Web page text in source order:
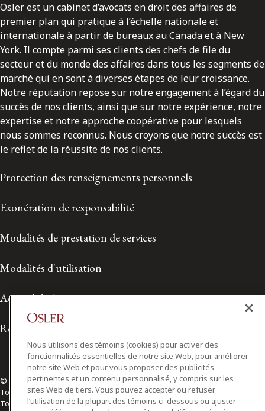
Osler est un cabinet d’avocats en droit des affaires de
premier plan qui pratique à l’échelle nationale et
internationale à partir de bureaux au Canada et à New
York. Il compte parmi ses clients des chefs de file du
secteur et du monde des affaires dans tous les segments de
marché qui en sont à diverses étapes de leur croissance.
Notre réputation repose sur notre engagement à l’égard du
succès de nos clients, ainsi que sur notre expérience, notre
expertise et notre approche coopérative pour lesquels
nous sommes reconnus. Nous croyons que notre succès est
le reflet de la réussite de nos clients.
Protection des renseignements personnels
Exonération de responsabilité
Modalités de prestation de services
Modalités d'utilisation
Accessibilité
Relations avec les médias
© 2026 Osler, Hoskin & Harcourt S.E.N.C.R.L./s.r.l.
Tous droits réservés
Toronto | Montréal | Calgary | Vancouver | Ottawa | New York
Nous utilisons des témoins (cookies) pour activer des
fonctionnalités essentielles de notre site Web, pour améliorer
notre site Web et pour vous proposer des publicités
pertinentes et un contenu personnalisé, y compris sur les
sites Web de tiers. Vous pouvez accepter ou refuser
l’utilisation de la plupart des témoins ci-dessous ou ajuster